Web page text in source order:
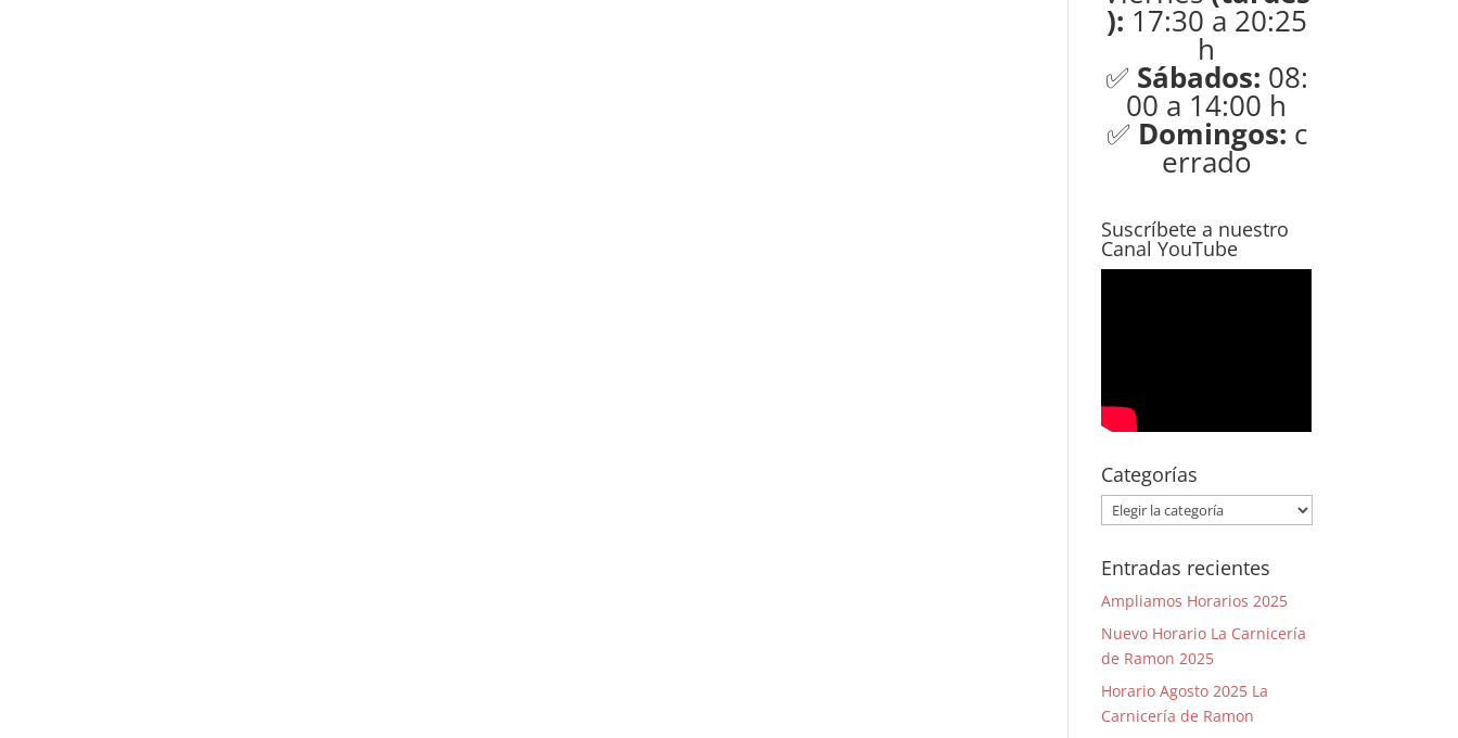
): 17:30 a 20:25
h
✅ Sábados: 08:
00 a 14:00 h
✅ Domingos: c
errado
Suscríbete a nuestro
Canal YouTube
Categorías
Categorías
Entradas recientes
Ampliamos Horarios 2025
Nuevo Horario La Carnicería
de Ramon 2025
Horario Agosto 2025 La
Carnicería de Ramon